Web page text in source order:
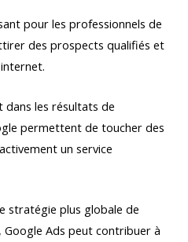
pour les professionnels de
des prospects qualifiés et
dans les résultats de
permettent de toucher des
un service
stratégie plus globale de
Ads peut contribuer à